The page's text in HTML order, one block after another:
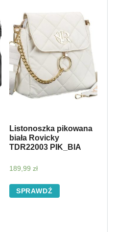
Listonoszka pikowana
biała Rovicky
TDR22003 PIK_BIA
189,99 zł
SPRAWDŹ